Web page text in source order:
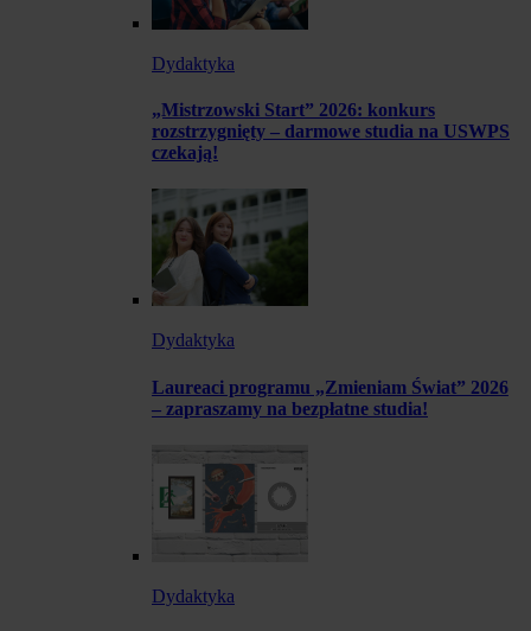
Dydaktyka
„Mistrzowski Start” 2026: konkurs
rozstrzygnięty – darmowe studia na USWPS
czekają!
Dydaktyka
Laureaci programu „Zmieniam Świat” 2026
– zapraszamy na bezpłatne studia!
Dydaktyka